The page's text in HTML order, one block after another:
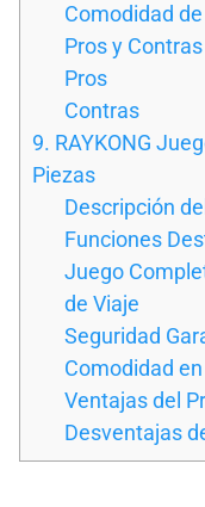
Comodidad
Pros y Contras
Pros
Contras
9. RAYKONG
Piezas
Descripción
Funciones
Juego
de Viaje
Seguridad
Comodidad
Ventajas del
Desventajas